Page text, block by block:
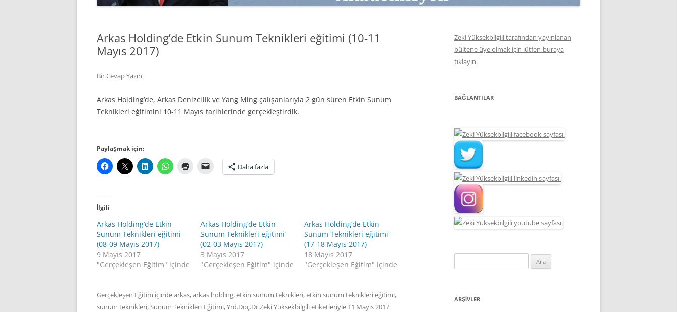
INTERDISCIPLINARY REFLECTIONS
MAĞAZA ATMOSFERINE
SATMAK
Arkas Holding’de Etkin Sunum Teknikleri eğitimi (10-11
Mayıs 2017)
Bir Cevap Yazın
Arkas Holding’de, Arkas Denizcilik ve Yang Ming çalışanlarıyla 2 gün süren Etkin Sunum
Teknikleri eğitimini 10-11 Mayıs tarihlerinde gerçekleştirdik.
Paylaşmak için:
Daha fazla
İlgili
Arkas Holding’de Etkin
Sunum Teknikleri eğitimi
(08-09 Mayıs 2017)
9 Mayıs 2017
"Gerçekleşen Eğitim" içinde
Arkas Holding’de Etkin
Sunum Teknikleri eğitimi
(02-03 Mayıs 2017)
3 Mayıs 2017
"Gerçekleşen Eğitim" içinde
Arkas Holding’de Etkin
Sunum Teknikleri eğitimi
(17-18 Mayıs 2017)
18 Mayıs 2017
"Gerçekleşen Eğitim" içinde
Gerçekleşen Eğitim içindearkas,arkas holding,etkin sunum teknikleri,etkin sunum teknikleri eğitimi,
sunum teknikleri,Sunum Teknikleri Eğitimi,Yrd.Doç.Dr.Zeki Yüksekbilgilietiketleriyle 11 Mayıs 2017
Zeki Yüksekbilgili tarafından yayınlanan
bültene üye olmak için lütfen buraya
tıklayın.
BAĞLANTILAR
ARŞIVLER